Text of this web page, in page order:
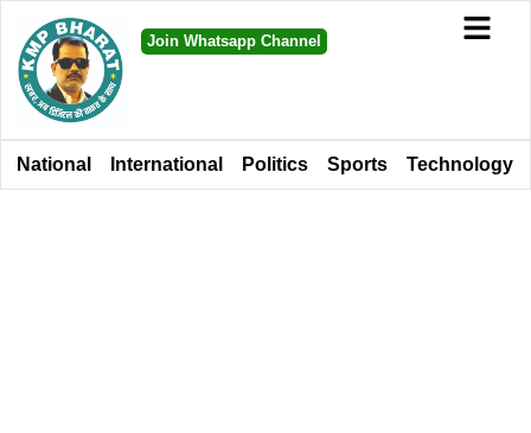
Join Whatsapp Channel
National International Politics Sports Technology